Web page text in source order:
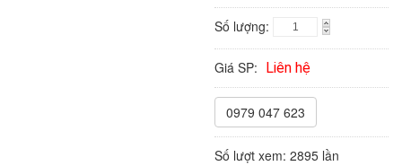
Số lượng:
Giá SP: Liên hệ
0979 047 623
Số lượt xem: 2895 lần